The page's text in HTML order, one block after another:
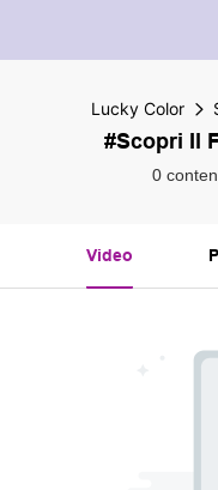
Lucky Color
#Scopri Il
0
Video